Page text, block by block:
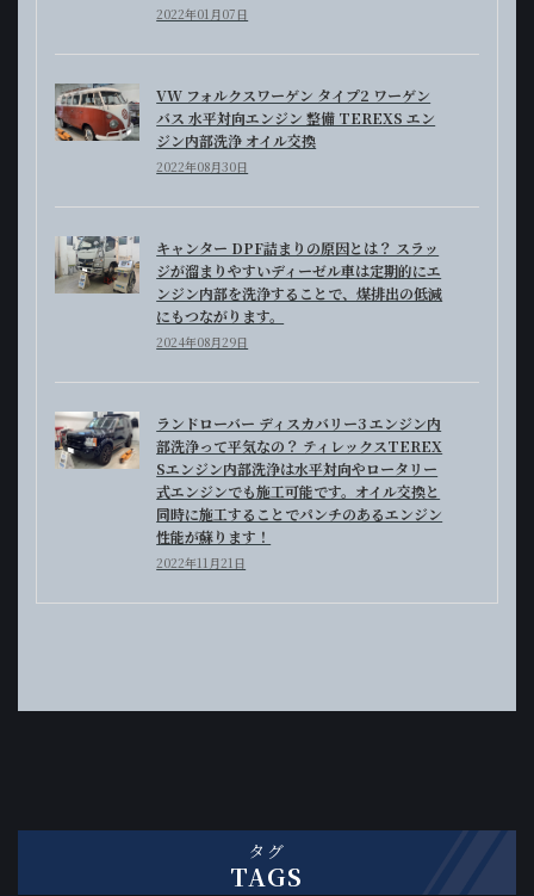
2022年01月07日
VW フォルクスワーゲン タイプ2 ワーゲン
バス 水平対向エンジン 整備 TEREXS エン
ジン内部洗浄 オイル交換
2022年08月30日
キャンター DPF詰まりの原因とは？ スラッ
ジが溜まりやすいディーゼル車は定期的にエ
ンジン内部を洗浄することで、煤排出の低減
にもつながります。
2024年08月29日
ランドローバー ディスカバリー3 エンジン内
部洗浄って平気なの？ ティレックスTEREX
Sエンジン内部洗浄は水平対向やロータリー
式エンジンでも施工可能です。オイル交換と
同時に施工することでパンチのあるエンジン
性能が蘇ります！
2022年11月21日
タグ
TAGS